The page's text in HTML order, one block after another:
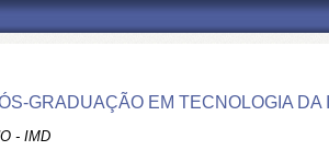
GRADUAÇÃO EM TECNOLOGIA DA
- IMD